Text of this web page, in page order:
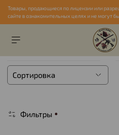
Товары, продающиеся по лицензии или
сайте в ознакомительных целях и не могут
Фильтры